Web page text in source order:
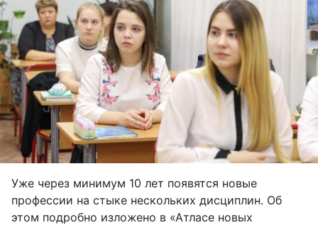
Уже через минимум 10 лет появятся новые
профессии на стыке нескольких дисциплин. Об
этом подробно изложено в «Атласе новых